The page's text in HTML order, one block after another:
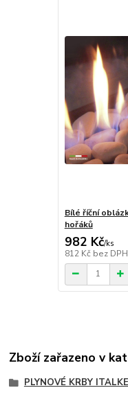
Bílé říční
hořáků
982 Kč/ks
812 Kč bez DPH
Zboží zařazeno v
PLYNOVÉ KRBY